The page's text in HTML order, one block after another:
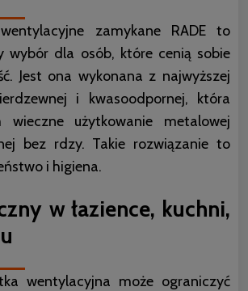
zamykane RADE to
wybór dla osób, które cenią sobie
Jest ona wykonana z najwyższej
i kwasoodpornej, która
wieczne użytkowanie metalowej
bez rdzy. Takie rozwiązanie to
i higiena.
w łazience, kuchni,
wentylacyjna może ograniczyć